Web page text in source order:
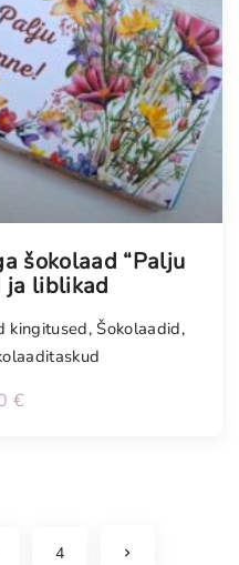
šokolaad “Palju
ja liblikad
kingitused,Šokolaadid,
€
4 N